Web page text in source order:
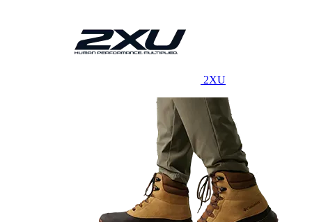
2XU